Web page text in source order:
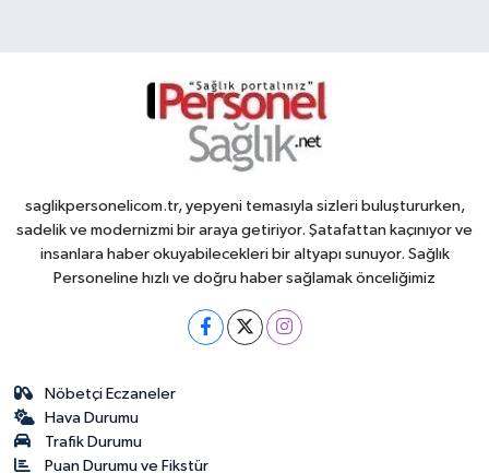
saglikpersonelicom.tr, yepyeni temasıyla sizleri buluştururken,
sadelik ve modernizmi bir araya getiriyor. Şatafattan kaçınıyor ve
insanlara haber okuyabilecekleri bir altyapı sunuyor. Sağlık
Personeline hızlı ve doğru haber sağlamak önceliğimiz
Nöbetçi Eczaneler
Hava Durumu
Trafik Durumu
Puan Durumu ve Fikstür